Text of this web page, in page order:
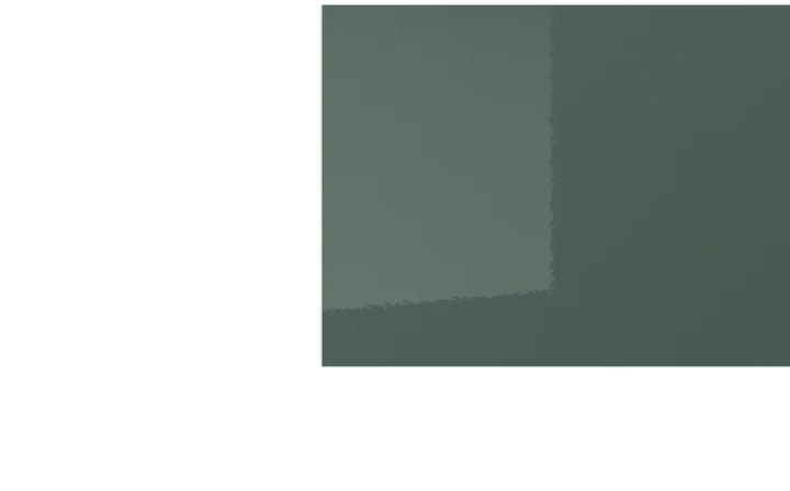
Mogućnost: METOD, 1 fronta za perilicu, Axstad sivo-zelena, 60 cm